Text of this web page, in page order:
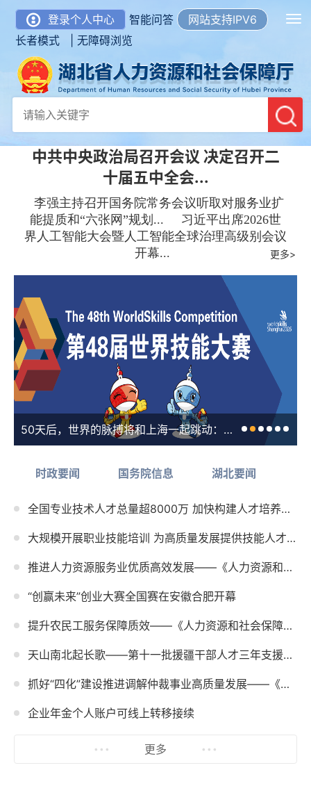
登录个人中心 智能问答
网站支持IPV6
长者模式 |
无障碍浏览
中共中央政治局召开会议 决定召开二
十届五中全会...
李强主持召开国务院常务会议听取对服务业扩
能提质和“六张网”规划...
习近平出席2026世
界人工智能大会暨人工智能全球治理高级别会议
开幕...
更多>
50天后，世界的脉搏将和上海一起跳动：第48届世界技能大赛主题片发布！
时政要闻 国务院信息 湖北要闻
全国专业技术人才总量超8000万 加快构建人才培养、激励、保障服务全周期投入体系
大规模开展职业技能培训 为高质量发展提供技能人才支撑——《人力资源和社会保障事业发展“十五五”规划...
推进人力资源服务业优质高效发展——《人力资源和社会保障事业发展“十五五”规划》系列解读
“创赢未来”创业大赛全国赛在安徽合肥开幕
提升农民工服务保障质效——《人力资源和社会保障事业发展“十五五”规划》系列解读
天山南北起长歌——第十一批援疆干部人才三年支援工作综述
抓好“四化”建设推进调解仲裁事业高质量发展——《人力资源和社会保障事业发展“十五五”规划》系列解读
企业年金个人账户可线上转移接续
更多